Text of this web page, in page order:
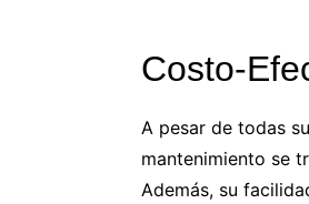
Costo-
A pesar de todas
mantenimiento se
Además, su